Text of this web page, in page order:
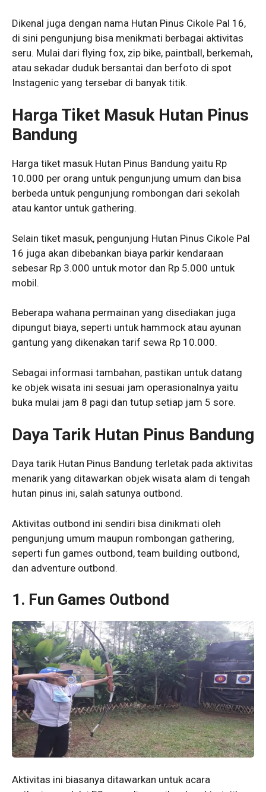
Dikenal juga dengan nama Hutan Pinus Cikole Pal 16,
di sini pengunjung bisa menikmati berbagai aktivitas
seru. Mulai dari flying fox, zip bike, paintball, berkemah,
atau sekadar duduk bersantai dan berfoto di spot
Instagenic yang tersebar di banyak titik.
Harga Tiket Masuk Hutan Pinus
Bandung
Harga tiket masuk Hutan Pinus Bandung yaitu Rp
10.000 per orang untuk pengunjung umum dan bisa
berbeda untuk pengunjung rombongan dari sekolah
atau kantor untuk gathering.
Selain tiket masuk, pengunjung Hutan Pinus Cikole Pal
16 juga akan dibebankan biaya parkir kendaraan
sebesar Rp 3.000 untuk motor dan Rp 5.000 untuk
mobil.
Beberapa wahana permainan yang disediakan juga
dipungut biaya, seperti untuk hammock atau ayunan
gantung yang dikenakan tarif sewa Rp 10.000.
Sebagai informasi tambahan, pastikan untuk datang
ke objek wisata ini sesuai jam operasionalnya yaitu
buka mulai jam 8 pagi dan tutup setiap jam 5 sore.
Daya Tarik Hutan Pinus Bandung
Daya tarik Hutan Pinus Bandung terletak pada aktivitas
menarik yang ditawarkan objek wisata alam di tengah
hutan pinus ini, salah satunya outbond.
Aktivitas outbond ini sendiri bisa dinikmati oleh
pengunjung umum maupun rombongan gathering,
seperti fun games outbond, team building outbond,
dan adventure outbond.
1. Fun Games Outbond
Aktivitas ini biasanya ditawarkan untuk acara